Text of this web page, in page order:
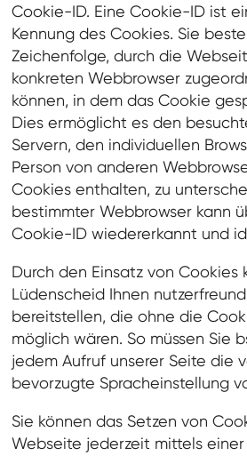
Cookie-ID. Eine Cookie-ID ist
Kennung des Cookies. Sie
Zeichenfolge, durch die
konkreten Webbrowser
können, in dem das Cookie
Dies ermöglicht es den
Servern, den individuellen
Person von anderen
Cookies enthalten, zu
bestimmter Webbrowser kann
Cookie-ID wiedererkannt und
Durch den Einsatz von Cookies
Lüdenscheid Ihnen
bereitstellen, die ohne die
möglich wären. So müssen Sie
jedem Aufruf unserer Seite die
bevorzugte Spracheinstellung
Sie können das Setzen von
Webseite jederzeit mittels